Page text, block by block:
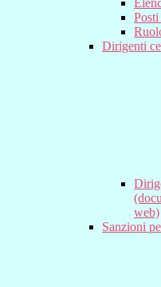
Dirigenti
web)
Sanzioni